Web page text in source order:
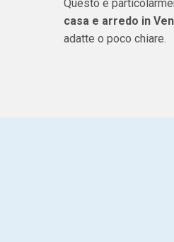
Questo è
casa e arredo in
adatte o poco chiare.